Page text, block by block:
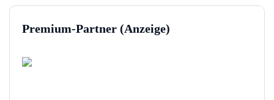
Premium-Partner (Anzeige)